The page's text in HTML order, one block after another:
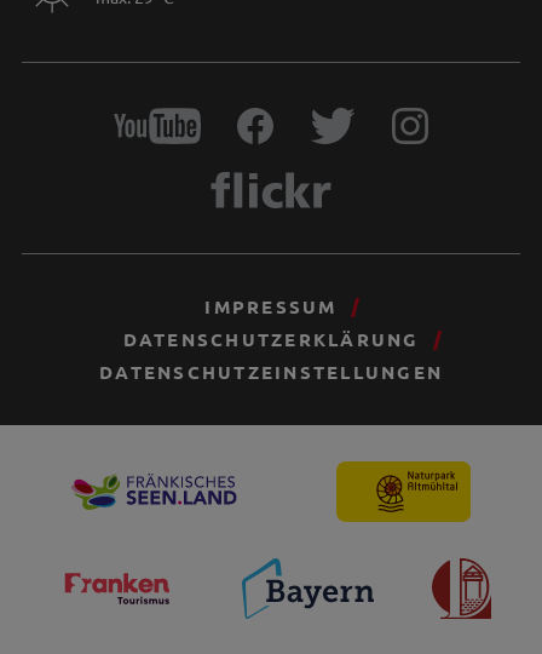
IMPRESSUM
DATENSCHUTZERKLÄRUNG
DATENSCHUTZEINSTELLUNGEN